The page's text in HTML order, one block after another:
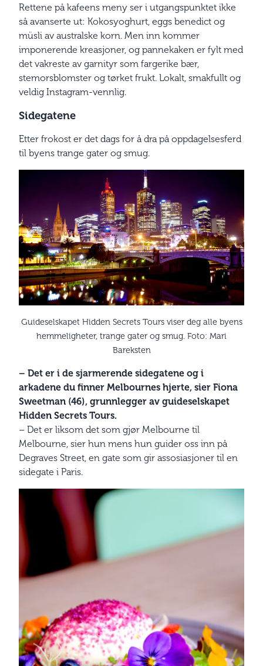
Rettene på kafeens meny ser i utgangspunktet ikke
så avanserte ut: Kokosyoghurt, eggs benedict og
müsli av australske korn. Men inn kommer
imponerende kreasjoner, og pannekaken er fylt med
det vakreste av garnityr som fargerike bær,
stemorsblomster og tørket frukt. Lokalt, smakfullt og
veldig Instagram-vennlig.
Sidegatene
Etter frokost er det dags for å dra på oppdagelsesferd
til byens trange gater og smug.
Guideselskapet Hidden Secrets Tours viser deg alle byens
hemmeligheter, trange gater og smug. Foto: Mari
Bareksten
– Det er i de sjarmerende sidegatene og i
arkadene du finner Melbournes hjerte, sier Fiona
Sweetman (46), grunnlegger av guideselskapet
Hidden Secrets Tours.
– Det er liksom det som gjør Melbourne til
Melbourne, sier hun mens hun guider oss inn på
Degraves Street, en gate som gir assosiasjoner til en
sidegate i Paris.